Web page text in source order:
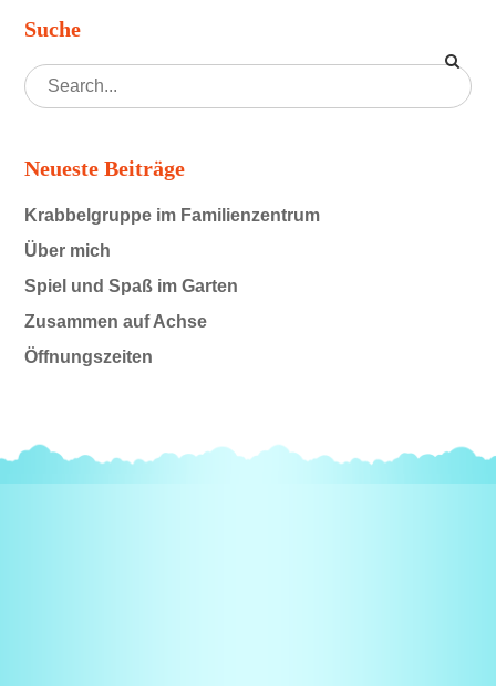
Suche
Neueste Beiträge
Krabbelgruppe im Familienzentrum
Über mich
Spiel und Spaß im Garten
Zusammen auf Achse
Öffnungszeiten